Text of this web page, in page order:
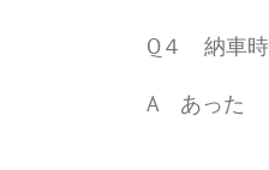
Q４ 納車時
A あった